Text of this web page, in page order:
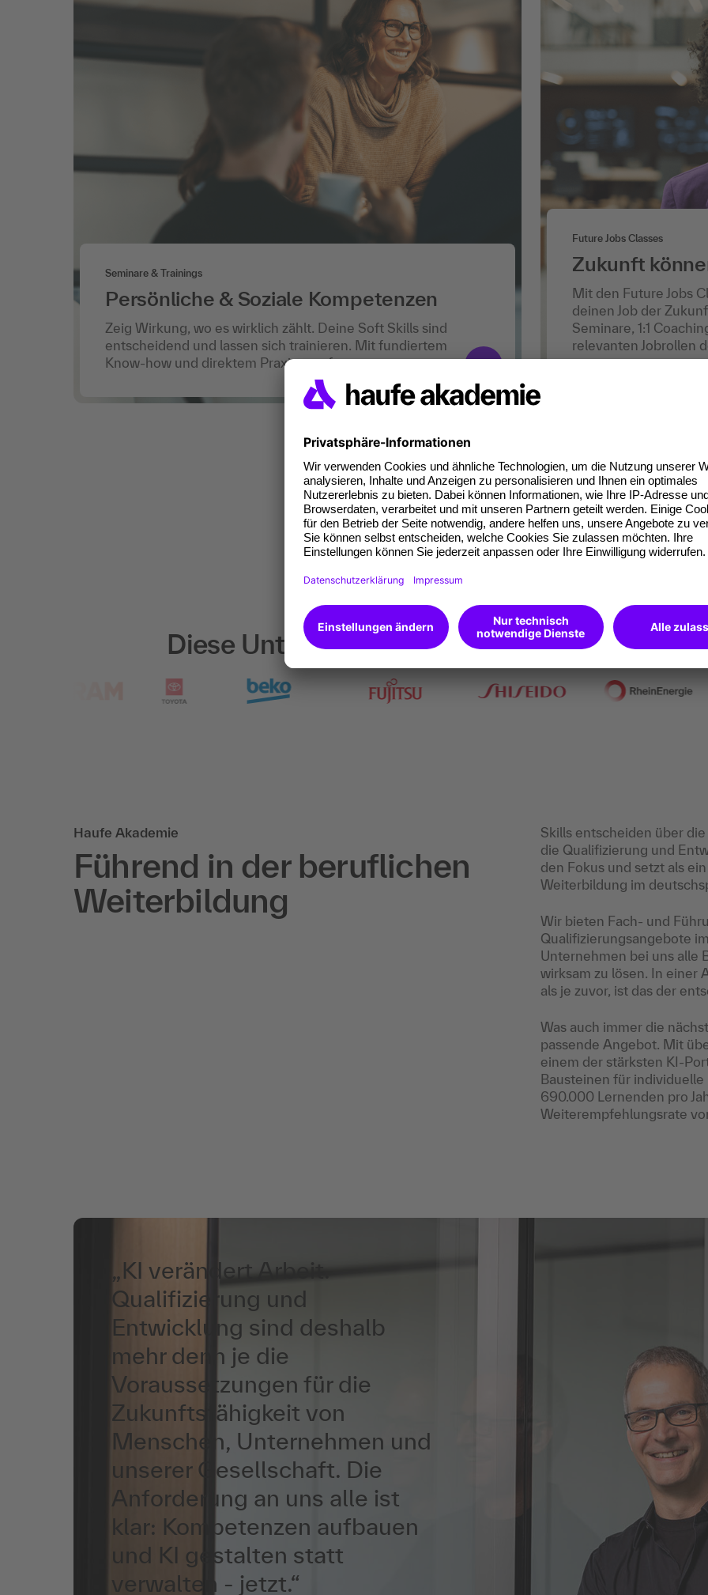
Seminare & Trainings
Persönliche & Soziale Kompetenzen
Zeig Wirkung, wo es wirklich zählt. Deine Soft Skills sind
entscheidend und lassen sich trainieren. Mit fundiertem
Know-how und direktem Praxistransfer.
Future Jobs Classes
Zukunft
Mit den Future Jobs
deinen Job der
Seminare, 1:1
relevanten Jobrollen
morgen.
Diese Unternehmen entwickeln sich mit der
Haufe Akademie
Führend in der beruflichen
Weiterbildung
Skills entscheiden über
die Qualifizierung und
den Fokus und setzt als
Weiterbildung im
Wir bieten Fach- und
Qualifizierungsangebote
Unternehmen bei uns alle
wirksam zu lösen. In einer
als je zuvor, ist das der
Was auch immer die
passende Angebot. Mit
einem der stärksten KI-
Bausteinen für
690.000 Lernenden pro
Weiterempfehlungsrate
„KI verändert Arbeit.
Qualifizierung und
Entwicklung sind deshalb
mehr denn je die
Voraussetzungen für die
Zukunftsfähigkeit von
Menschen, Unternehmen und
unserer Gesellschaft. Die
Anforderung an uns alle ist
klar: Kompetenzen aufbauen
und KI gestalten statt
verwalten - jetzt.“